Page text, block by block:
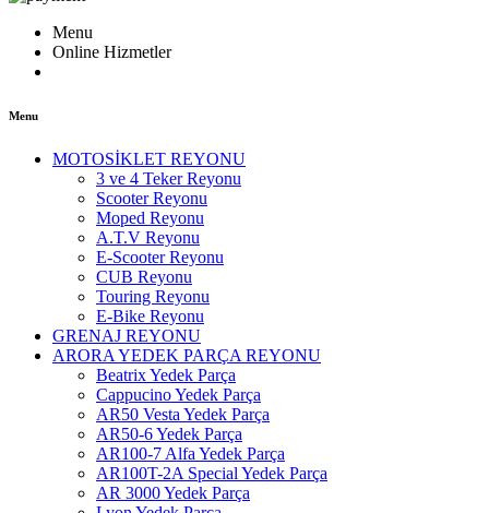
Menu
Online Hizmetler
Menu
MOTOSİKLET REYONU
3 ve 4 Teker Reyonu
Scooter Reyonu
Moped Reyonu
A.T.V Reyonu
E-Scooter Reyonu
CUB Reyonu
Touring Reyonu
E-Bike Reyonu
GRENAJ REYONU
ARORA YEDEK PARÇA REYONU
Beatrix Yedek Parça
Cappucino Yedek Parça
AR50 Vesta Yedek Parça
AR50-6 Yedek Parça
AR100-7 Alfa Yedek Parça
AR100T-2A Special Yedek Parça
AR 3000 Yedek Parça